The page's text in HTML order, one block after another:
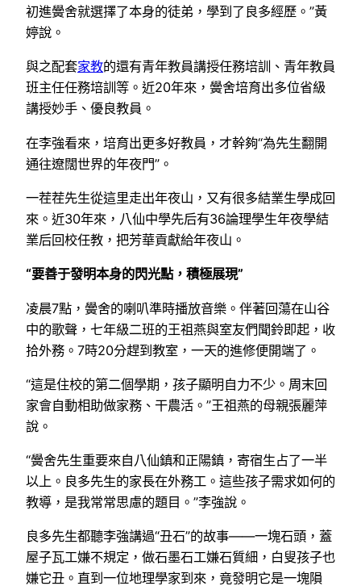
初進黌舍就選擇了本身的徒弟，學到了良多經歷。”黃
婷說。
與之配套家教的還有青年教員講授任務培訓、青年教員
班主任任務培訓等。近20年來，黌舍培育出多位省級
講授妙手、優良教員。
在李強看來，培育出更多好教員，才幹夠“為先生翻開
通往遼闊世界的年夜門”。
一茬茬先生從這里走出年夜山，又有很多結業生學成回
來。近30年來，八仙中學先后有36論理學生年夜學結
業后回校任教，把芳華貢獻給年夜山。
“要善于發明本身的閃光點，積極展現”
凌晨7點，黌舍的喇叭準時播放音樂。伴著回蕩在山谷
中的歌聲，七年級二班的王祖燕與室友們聞鈴即起，收
拾外務。7時20分趕到教室，一天的進修便開端了。
“這是住校的第二個學期，孩子顯明自力不少。周末回
家會自動相助做家務、干農活。”王祖燕的母親張麗萍
說。
“黌舍先生重要來自八仙鎮和正陽鎮，寄宿生占了一半
以上。良多先生的家長在外務工。這些孩子需求如何的
教導，是我常常思慮的題目。”李強說。
良多先生都聽李強講過“丑石”的故事——一塊石頭，蓋
屋子瓦工嫌不規定，做石墨石工嫌石質細，白叟孩子也
嫌它丑。直到一位地理學家到來，竟發明它是一塊隕